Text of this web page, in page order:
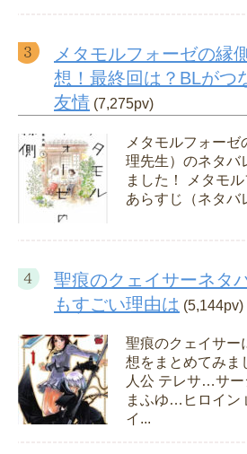
メタモルフォーゼの縁
想！最終回は？BLがつ
友情 (7,275pv)
メタモルフォー
理先生）のネタバ
ました！ メタモ
あらすじ（ネタバ
聖痕のクェイサーネタ
もすごい理由は (5,144pv)
聖痕のクェイサー
想をまとめてみ
人公 テレサ…サ
まふゆ…ヒロイ
イ...